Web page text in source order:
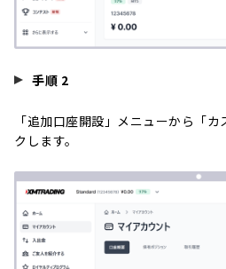
手順 2
「追加口座開設」メニューから「
クします。